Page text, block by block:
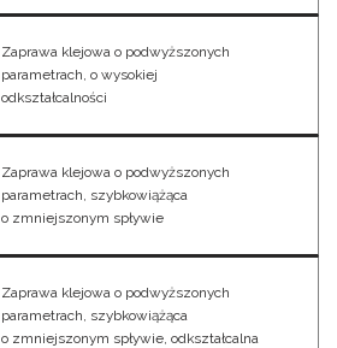
Zaprawa klejowa o podwyższonych
parametrach, o wysokiej
odkształcalności
Zaprawa klejowa o podwyższonych
parametrach, szybkowiążąca
o zmniejszonym spływie
Zaprawa klejowa o podwyższonych
parametrach, szybkowiążąca
o zmniejszonym spływie, odkształcalna